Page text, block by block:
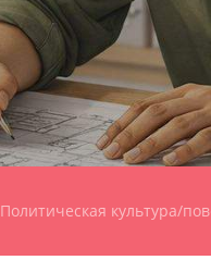
Политическая культура/